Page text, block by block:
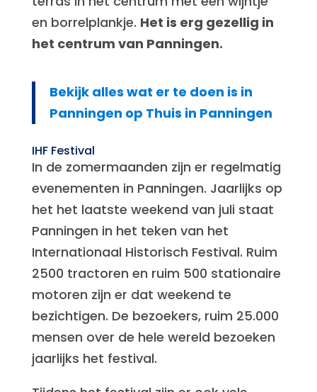
en borrelplankje. Het is erg gezellig in
het centrum van Panningen.
Bekijk alles wat er te doen is in
Panningen op Thuis in Panningen
IHF Festival
In de zomermaanden zijn er regelmatig
evenementen in Panningen. Jaarlijks op
het het laatste weekend van juli staat
Panningen in het teken van het
Internationaal Historisch Festival. Ruim
2500 tractoren en ruim 500 stationaire
motoren zijn er dat weekend te
bezichtigen. De bezoekers, ruim 25.000
mensen over de hele wereld bezoeken
jaarlijks het festival.